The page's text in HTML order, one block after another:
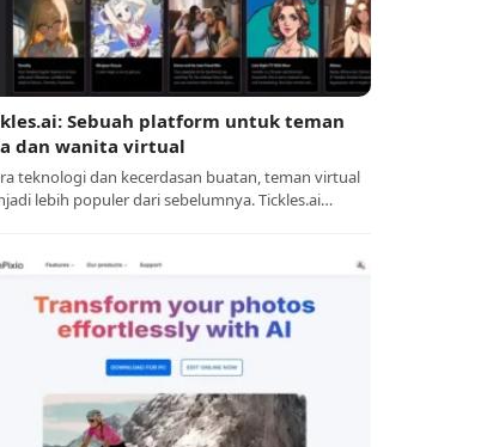
Sebuah platform untuk teman
dan wanita virtual
teknologi dan kecerdasan buatan, teman virtual
lebih populer dari sebelumnya. Tickles.ai…